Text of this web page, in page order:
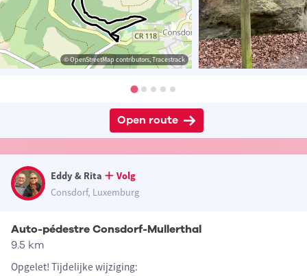
© OpenStreetMap contributors, Tracestrack
Open route
Eddy & Rita
Volg
Consdorf, Luxemburg
Auto-pédestre Consdorf-Mullerthal
9.5 km
Opgelet! Tijdelijke wijziging: